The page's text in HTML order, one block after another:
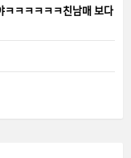
ㅋㅋㅋㅋㅋㅋ친남매 보다